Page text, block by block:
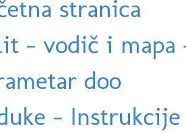
stranica
- vodič i
doo
-